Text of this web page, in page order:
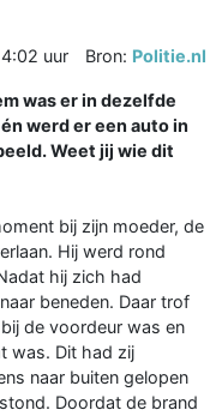
uur Bron: Politie.nl
was er in dezelfde
werd er een auto in
Weet jij wie dit
bij zijn moeder, de
Hij werd rond
hij zich had
beneden. Daar trof
de voordeur was en
was. Dit had zij
naar buiten gelopen
Doordat de brand